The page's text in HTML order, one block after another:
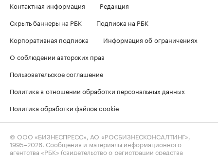
Контактная информация
Редакция
Скрыть баннеры на РБК
Подписка на РБК
Корпоративная подписка
Информация об ограничениях
О соблюдении авторских прав
Пользовательское соглашение
Политика в отношении обработки персональных данных
Политика обработки файлов cookie
© ООО «БИЗНЕСПРЕСС», АО «РОСБИЗНЕСКОНСАЛТИНГ»,
1995–2026. Сообщения и материалы информационного
агентства «РБК» (свидетельство о регистрации средства